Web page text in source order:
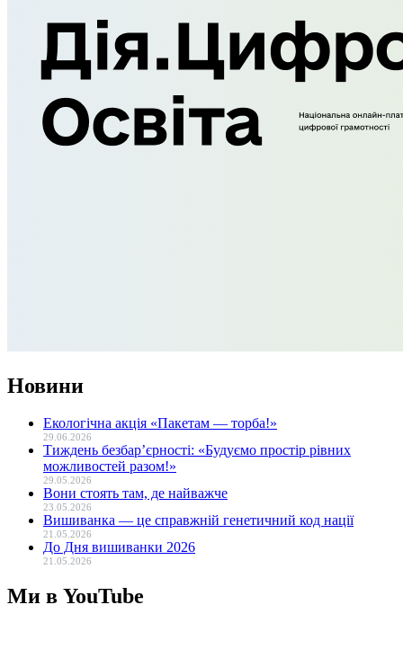
Новини
Екологічна акція «Пакетам — торба!»
29.06.2026
Тиждень безбар’єрності: «Будуємо простір рівних
можливостей разом!»
29.05.2026
Вони стоять там, де найважче
23.05.2026
Вишиванка — це справжній генетичний код нації
21.05.2026
До Дня вишиванки 2026
21.05.2026
Ми в YouTube